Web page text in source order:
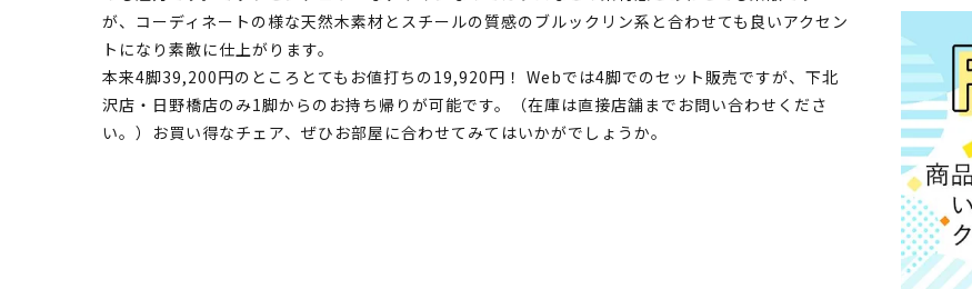
が、コーディネートの様な天然木素材とスチールの質感のブルックリン系と合わせても良いアクセン
トになり素敵に仕上がります。
本来4脚39,200円のところとてもお値打ちの19,920円！ Webでは4脚でのセット販売ですが、下北
沢店・日野橋店のみ1脚からのお持ち帰りが可能です。（在庫は直接店舗までお問い合わせくださ
い。）お買い得なチェア、ぜひお部屋に合わせてみてはいかがでしょうか。